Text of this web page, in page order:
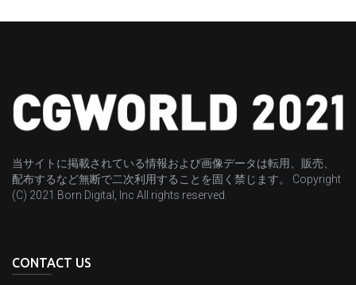
当サイトに掲載されている情報および画像データは転用、販売、
配布するなど無断で二次利用することを固く禁じます。 Copyright
(C) 2021 Born Digital, Inc All rights reserved.
CONTACT US